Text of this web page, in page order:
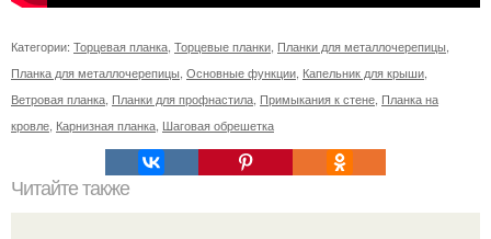
Категории: Торцевая планка, Торцевые планки, Планки для металлочерепицы,
Планка для металлочерепицы, Основные функции, Капельник для крыши,
Ветровая планка, Планки для профнастила, Примыкания к стене, Планка на
кровле, Карнизная планка, Шаговая обрешетка
Читайте также